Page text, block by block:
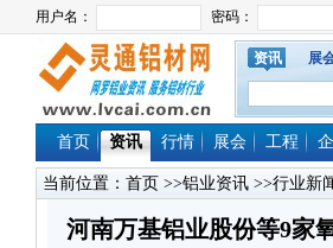
资讯 展
首页 资讯 行情 展会 工程
当前位置： 首页 >>铝业资讯 >>行业新
河南万基铝业股份等9家